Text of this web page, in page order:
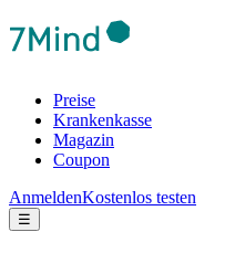
Preise
Krankenkasse
Magazin
Coupon
AnmeldenKostenlos testen
☰